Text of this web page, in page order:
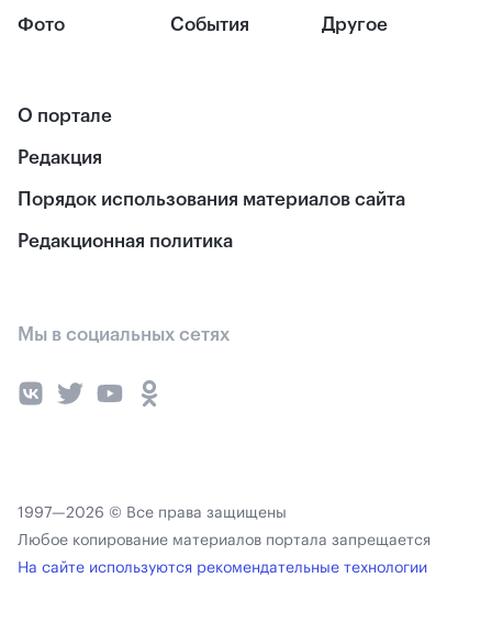
Фото События Другое
О портале
Редакция
Порядок использования материалов сайта
Редакционная политика
Мы в социальных сетях
1997—2026 © Все права защищены
Любое копирование материалов портала запрещается
На сайте используются рекомендательные технологии